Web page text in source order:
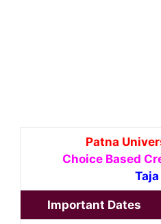
Patna
Choice Based
Important Dates